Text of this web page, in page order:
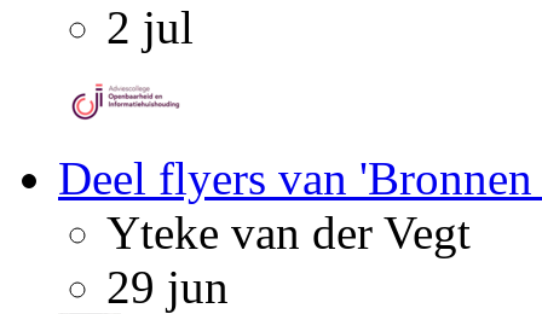
2 jul
Deel flyers van
Yteke van der Vegt
29 jun